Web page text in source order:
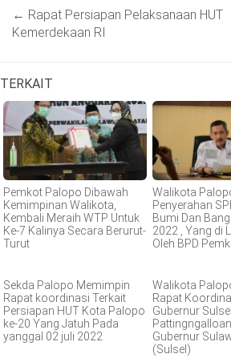
navigation
← Rapat Persiapan Pelaksanaan HUT
Kemerdekaan RI
TERKAIT
Pemkot Palopo Dibawah
Kemimpinan Walikota,
Kembali Meraih WTP Untuk
Ke-7 Kalinya Secara Berurut-
Turut
Walikota
Penyerahan
Bumi Dan
2022 , Yang di
Oleh BPD
Sekda Palopo Memimpin
Rapat koordinasi Terkait
Persiapan HUT Kota Palopo
ke-20 Yang Jatuh Pada
yanggal 02 juli 2022
Walikota
Rapat
Gubernur
Gubernur
(Sulsel)